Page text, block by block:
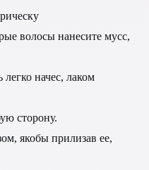
волосы нанесите мусс,
начес, лаком
сторону.
якобы прилизав ее,